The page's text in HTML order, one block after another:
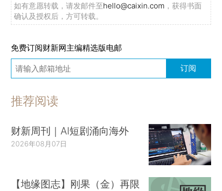
如有意愿转载，请发邮件至hello@caixin.com ，获得书面
确认及授权后，方可转载。
免费订阅财新网主编精选版电邮
订阅
推荐阅读
财新周刊｜AI短剧涌向海外
2026年08月07日
【地缘图志】刚果（金）再限